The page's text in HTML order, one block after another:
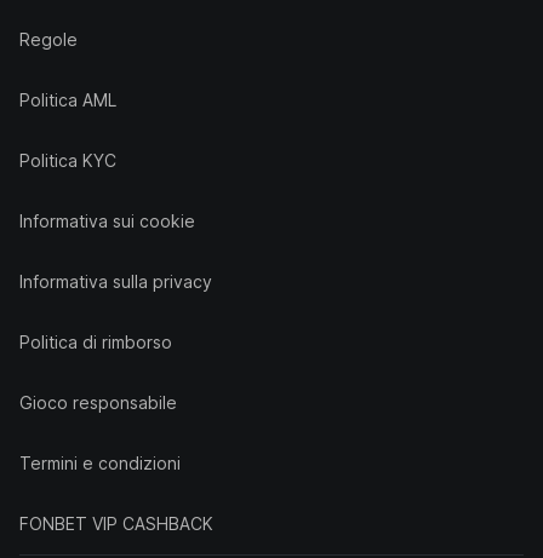
Regole
Politica AML
Politica KYC
Informativa sui cookie
Informativa sulla privacy
Politica di rimborso
Gioco responsabile
Termini e condizioni
FONBET VIP CASHBACK